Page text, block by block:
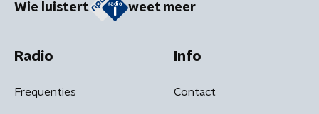
Wie luistert weet meer
Radio
Frequenties
Info
Contact